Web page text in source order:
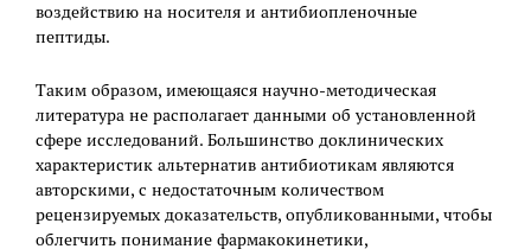
воздействию на носителя и антибиопленочные
пептиды.
Таким образом, имеющаяся научно-методическая
литература не располагает данными об установленной
сфере исследований. Большинство доклинических
характеристик альтернатив антибиотикам являются
авторскими, с недостаточным количеством
рецензируемых доказательств, опубликованными, чтобы
облегчить понимание фармакокинетики,